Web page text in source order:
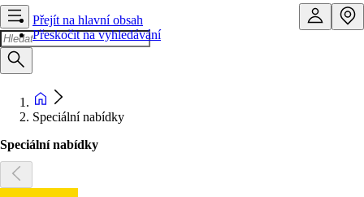
Přejít na hlavní obsah
Přeskočit na vyhledávání
Speciální nabídky
Speciální nabídky